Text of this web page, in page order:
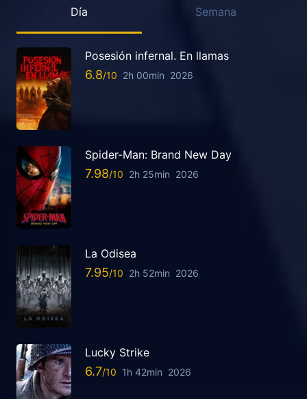
Día Semana
Posesión infernal. En llamas
6.8 2h 00min 2026
Spider-Man: Brand New Day
7.98 2h 25min 2026
La Odisea
7.95 2h 52min 2026
Lucky Strike
6.7 1h 42min 2026